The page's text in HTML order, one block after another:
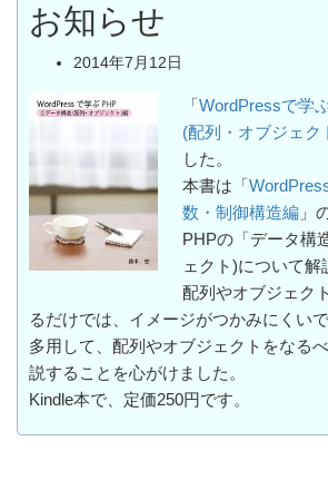
お知らせ
2014年7月12日
「 WordPressで学
(配列・オブジェク
した。
本書は「
数・制御構造編 」
PHPの「データ構
ェクト)について解
配列やオブジェク
るだけでは、イメージがつかみにくい
多用して、配列やオブジェクトをなる
説することを心がけました。
Kindle本で、定価250円です。